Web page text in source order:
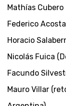
Mathías Cubero
Federico Acosta
Horacio
Nicolás Fuica
Facundo
Mauro Villar